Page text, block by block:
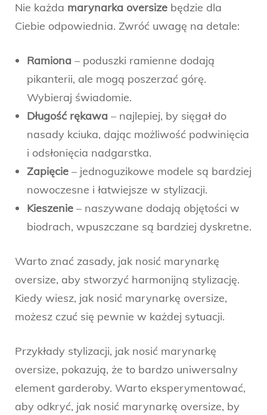
Nie każda marynarka oversize będzie dla
Ciebie odpowiednia. Zwróć uwagę na detale:
Ramiona – poduszki ramienne dodają
pikanterii, ale mogą poszerzać górę.
Wybieraj świadomie.
Długość rękawa – najlepiej, by sięgał do
nasady kciuka, dając możliwość podwinięcia
i odsłonięcia nadgarstka.
Zapięcie – jednoguzikowe modele są bardziej
nowoczesne i łatwiejsze w stylizacji.
Kieszenie – naszywane dodają objętości w
biodrach, wpuszczane są bardziej dyskretne.
Warto znać zasady, jak nosić marynarkę
oversize, aby stworzyć harmonijną stylizację.
Kiedy wiesz, jak nosić marynarkę oversize,
możesz czuć się pewnie w każdej sytuacji.
Przykłady stylizacji, jak nosić marynarkę
oversize, pokazują, że to bardzo uniwersalny
element garderoby. Warto eksperymentować,
aby odkryć, jak nosić marynarkę oversize, by